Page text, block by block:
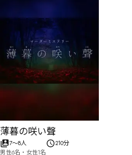
薄暮の咲い聲
7〜8人
男性6名・女性1名
210分